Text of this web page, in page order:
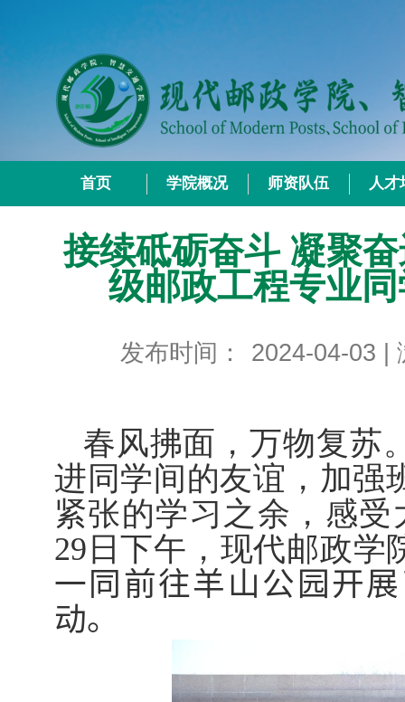
首页 学院概况 师资队伍 人才
接续砥砺奋斗 凝聚
级邮政工程专业
发布时间： 2024-04-03
春风拂面，万物复苏
进同学间的友谊，加强
紧张的学习之余，感
29 日下午，现代邮政学
一同 前往羊山公园开
动。